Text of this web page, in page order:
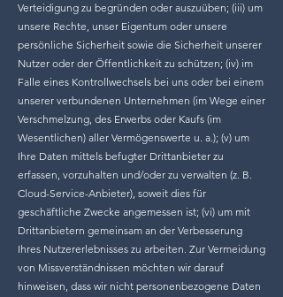
Verteidigung zu begründen oder auszuüben; (iii) um
unsere Rechte, unser Eigentum oder unsere
persönliche Sicherheit sowie die Sicherheit unserer
Nutzer oder der Öffentlichkeit zu schützen; (iv) im
Falle eines Kontrollwechsels bei uns oder bei einem
unserer verbundenen Unternehmen (im Wege einer
Verschmelzung, des Erwerbs oder Kaufs (im
Wesentlichen) aller Vermögenswerte u. a.); (v) um
Ihre Daten mittels befugter Drittanbieter zu
erfassen, vorzuhalten und/oder zu verwalten (z. B.
Cloud-Service-Anbieter), soweit dies für
geschäftliche Zwecke angemessen ist; (vi) um mit
Drittanbietern gemeinsam an der Verbesserung
Ihres Nutzererlebnisses zu arbeiten. Zur Vermeidung
von Missverständnissen möchten wir darauf
hinweisen, dass wir nicht personenbezogene Daten